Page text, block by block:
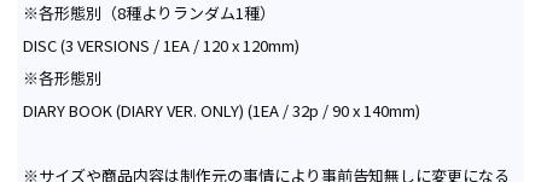
※各形態別（8種よりランダム1種）
DISC (3 VERSIONS / 1EA / 120 x 120mm)
※各形態別
DIARY BOOK (DIARY VER. ONLY) (1EA / 32p / 90 x 140mm)
※サイズや商品内容は制作元の事情により事前告知無しに変更になる